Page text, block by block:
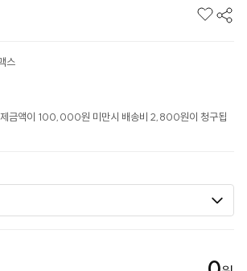
스
금액이 100,000원 미만시 배송비 2,800원이 청구됩